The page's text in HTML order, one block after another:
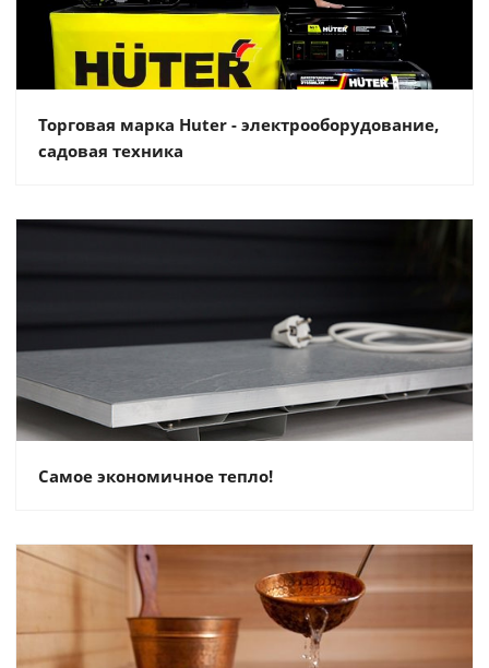
Торговая марка Huter - электрооборудование,
садовая техника
Самое экономичное тепло!